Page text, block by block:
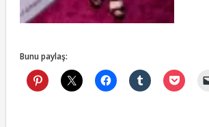
Bunu paylaş: